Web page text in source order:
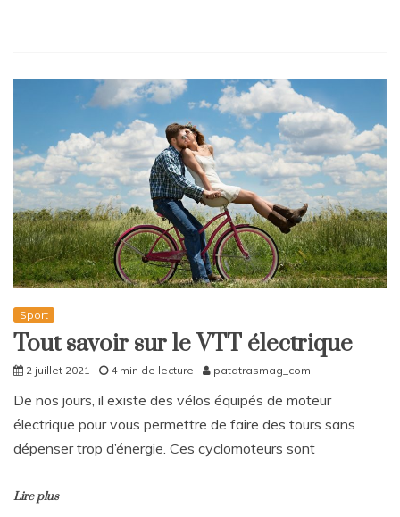
Sport
Tout savoir sur le VTT électrique
2 juillet 2021 4 min de lecture patatrasmag_com
De nos jours, il existe des vélos équipés de moteur
électrique pour vous permettre de faire des tours sans
dépenser trop d’énergie. Ces cyclomoteurs sont
Lire plus